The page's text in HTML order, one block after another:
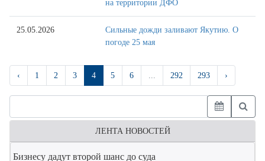
на территории ДФО
25.05.2026
Сильные дожди заливают Якутию. О
погоде 25 мая
‹ 1 2 3 4 5 6 ... 292 293 ›
ЛЕНТА НОВОСТЕЙ
Бизнесу дадут второй шанс до суда